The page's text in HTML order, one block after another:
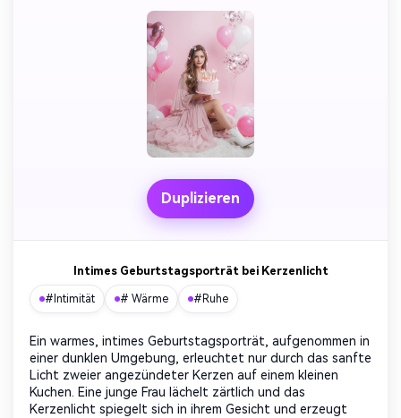
Duplizieren
Intimes Geburtstagsporträt bei Kerzenlicht
#Intimität # Wärme #Ruhe
Ein warmes, intimes Geburtstagsporträt, aufgenommen in
einer dunklen Umgebung, erleuchtet nur durch das sanfte
Licht zweier angezündeter Kerzen auf einem kleinen
Kuchen. Eine junge Frau lächelt zärtlich und das
Kerzenlicht spiegelt sich in ihrem Gesicht und erzeugt